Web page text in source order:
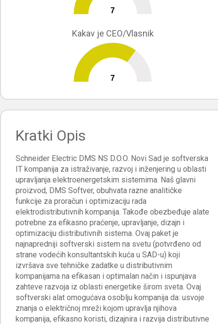
7
Kakav je CEO/Vlasnik
7
Kratki Opis
Schneider Electric DMS NS D.O.O. Novi Sad je softverska
IT kompanija za istraživanje, razvoj i inženjering u oblasti
upravljanja elektroenergetskim sistemima. Naš glavni
proizvod, DMS Softver, obuhvata razne analitičke
funkcije za proračun i optimizaciju rada
elektrodistributivnih kompanija. Takođe obezbeđuje alate
potrebne za efikasno praćenje, upravljanje, dizajn i
optimizaciju distributivnih sistema. Ovaj paket je
najnapredniji softverski sistem na svetu (potvrđeno od
strane vodećih konsultantskih kuća u SAD-u) koji
izvršava sve tehničke zadatke u distributivnim
kompanijama na efikasan i optimalan način i ispunjava
zahteve razvoja iz oblasti energetike širom sveta. Ovaj
softverski alat omogućava osoblju kompanija da: usvoje
znanja o električnoj mreži kojom upravlja njihova
kompanija, efikasno koristi, dizajnira i razvija distributivne